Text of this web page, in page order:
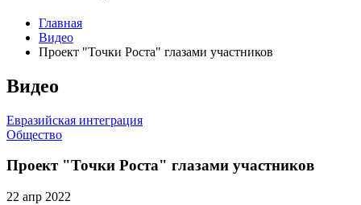
Главная
Видео
Проект "Точки Роста" глазами участников
Видео
Евразийская интеграция
Общество
Проект "Точки Роста" глазами участников
22 апр 2022